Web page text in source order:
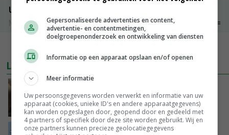
Uien Middenmeer Geel 30-60% grof
Noteringen
€ 0,00
LAATSTE NIEUWS
zorgen voor meer balans’
08-08-2026
Internationale vraag naar geitenzuivel blijft
Gepersonaliseerde advertenties en content,
advertentie- en contentmetingen,
doelgroepenonderzoek en ontwikkeling van diensten
Informatie op een apparaat opslaan en/of openen
Meer informatie
Uw persoonsgegevens worden verwerkt en informatie van uw
apparaat (cookies, unieke ID's en andere apparaatgegevens)
kan worden opgeslagen door, geopend door en gedeeld met
4 partners of specifiek door deze site worden gebruikt. Wij en
onze partners kunnen precieze geolocatiegegevens